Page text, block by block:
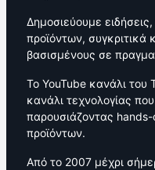
Δημοσιεύουμε
προϊόντων, συγκριτικά
βασισμένους σε
Το YouTube κανάλι
κανάλι τεχνολογίας
παρουσιάζοντας
προϊόντων.
Από το 2007 μέχρι